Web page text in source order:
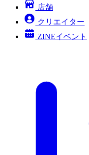
店舗
クリエイター
ZINEイベント